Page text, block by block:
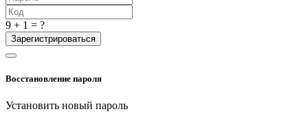
9 + 1 = ?
Зарегистрироваться
Восстановление пароля
Установить новый пароль